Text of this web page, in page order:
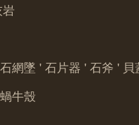
網墜 ' 石片器 ' 石斧 '
牛殼